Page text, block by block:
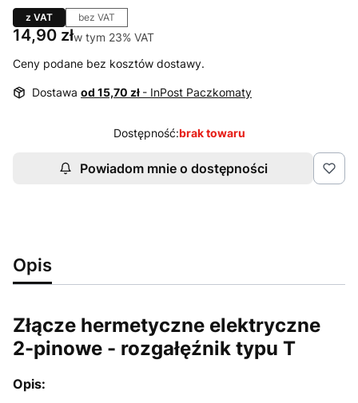
z VAT bez VAT
Cena
14,90 złw tym 23% VAT
w tym 23% VAT
Ceny podane bez kosztów dostawy.
Dostawa od 15,70 zł - InPost Paczkomaty
Dostępność:brak towaru
Powiadom mnie o dostępności
Opis
Złącze hermetyczne elektryczne
2-pinowe - rozgałęźnik typu T
Opis: